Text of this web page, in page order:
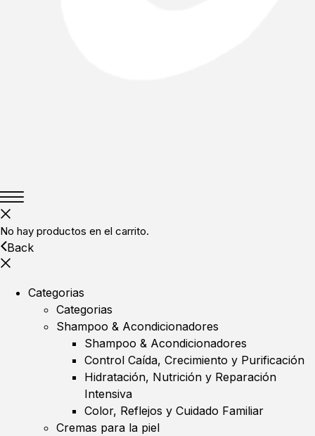
No hay productos en el carrito.
Back
Categorias
Categorias
Shampoo & Acondicionadores
Shampoo & Acondicionadores
Control Caída, Crecimiento y Purificación
Hidratación, Nutrición y Reparación
Intensiva
Color, Reflejos y Cuidado Familiar
Cremas para la piel